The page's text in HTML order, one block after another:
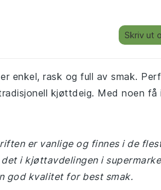
Skriv ut
enkel, rask og full av smak.
kjøttdeig. Med noen få
er vanlige og finnes i de
i kjøttavdelingen i
god kvalitet for best smak.